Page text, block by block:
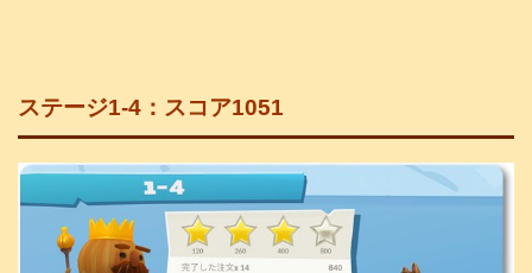
ステージ1-4：スコア1051